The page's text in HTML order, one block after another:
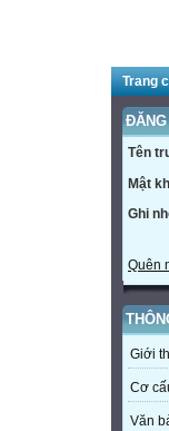
Trang
Tên
Mật
Ghi
Quên
Giới
Cơ
Văn